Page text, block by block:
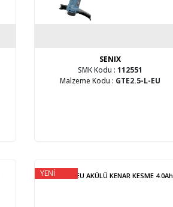
SENIX
SMK Kodu :112551
Malzeme Kodu : GTE2.5-L-EU
YENİGTX2-M-EU AKÜLÜ KENAR KESME 4.0Ah